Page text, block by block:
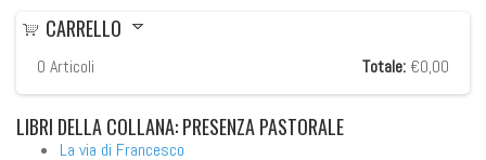
CARRELLO
0 Articoli Totale: €0,00
LIBRI DELLA COLLANA: PRESENZA PASTORALE
La via di Francesco